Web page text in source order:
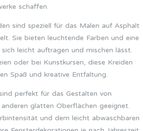
schaffen.
sind speziell für das Malen auf Asphalt
Sie bieten leuchtende Farben und eine
leicht auftragen und mischen lässt.
oder bei Kunstkursen, diese Kreiden
Spaß und kreative Entfaltung.
perfekt für das Gestalten von
glatten Oberflächen geeignet.
und dem leicht abwaschbaren